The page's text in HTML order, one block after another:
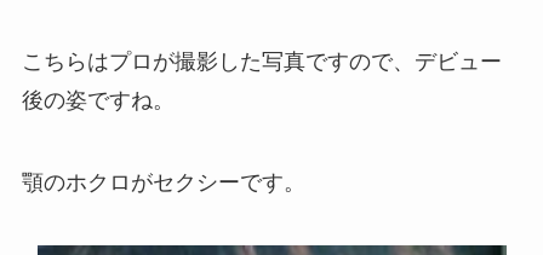
こちらはプロが撮影した写真ですので、デビュー
後の姿ですね。
顎のホクロがセクシーです。